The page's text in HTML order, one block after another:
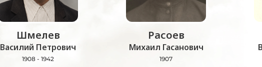
Шмелев
Василий Петрович
1908 - 1942
Расоев
Михаил Гасанович
1907